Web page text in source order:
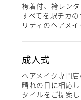
袴着付、袴レン
すべてを駅チカ
リティのヘアメ
成人式
ヘアメイク専門
晴れの日に相応
タイルをご提案し